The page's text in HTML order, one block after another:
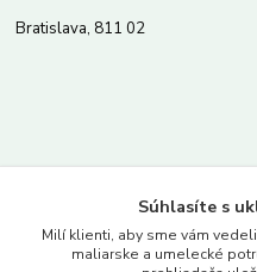
Bratislava, 811 02
www.merkantil.sk
Súhlasíte s
Milí klienti, aby sme vám
maliarske a umelecké